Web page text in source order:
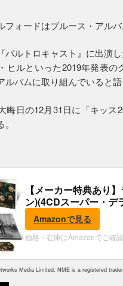
フォードはブルース・アル
パルトロキャスト』に出演
ヒルといった2019年発表の
ルバムに取り組んでいると語
晦日の12月31日に「キッス
【メーカー特典あり
ン)(4CDスーパー・デ
典:B2ポスター付)
Amazonで見る
価格・在庫はAmazonでご確
Media Limited. NME is a registered